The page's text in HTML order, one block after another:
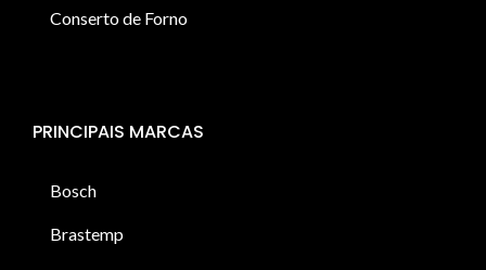
Conserto de Forno
PRINCIPAIS MARCAS
Bosch
Brastemp